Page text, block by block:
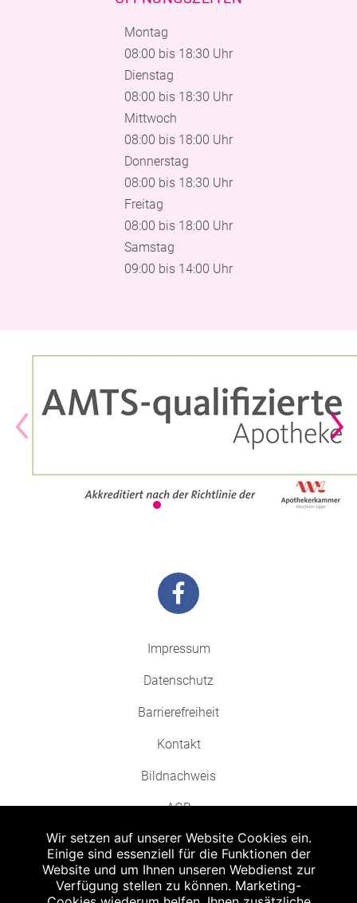
Montag
08:00 bis 18:30 Uhr
Dienstag
08:00 bis 18:30 Uhr
Mittwoch
08:00 bis 18:00 Uhr
Donnerstag
08:00 bis 18:30 Uhr
Freitag
08:00 bis 18:00 Uhr
Samstag
09:00 bis 14:00 Uhr
Impressum
Datenschutz
Barrierefreiheit
Kontakt
Bildnachweis
AGB
Abgabe in haushaltsüblichen Mengen, solange der Vorrat reicht. Für Druck-
Wir setzen auf unserer Website Cookies ein.
Einige sind essenziell für die Funktionen der
Website und um Ihnen unseren Webdienst zur
Verfügung stellen zu können. Marketing-